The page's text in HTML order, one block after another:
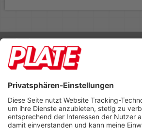
Rufen Sie uns an 04298 401-0
Lieferbedingungen Impressum
Footer anzeigen
PLATE Büromaterial Vertriebs GmbH